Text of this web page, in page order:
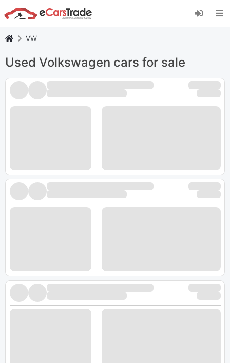
Nainstalujte si webovou aplikaci eCarsTrade,
přidejte si ji na domovskou obrazovku a získejte
VW
Used Volkswagen cars for sale